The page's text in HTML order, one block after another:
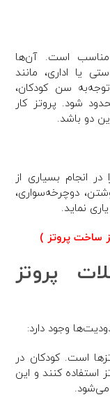
مناسب است. آن‌ها
یا اداری، مانند
سن کودکان،
شود. پروتز کار
دو باشد.
انجام بسیاری از
دوچرخه‌سواری،
نماید.
ساخت پروتز )
پروتز
وجود دارد:
است. کودکان در
استفاده کنند و این
می‌شود.